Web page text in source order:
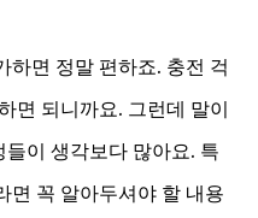
하면 정말 편하죠. 충전 걱
면 되니까요. 그런데 말이
이 생각보다 많아요. 특
면 꼭 알아두셔야 할 내용